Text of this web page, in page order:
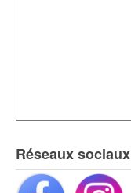
Réseaux sociaux